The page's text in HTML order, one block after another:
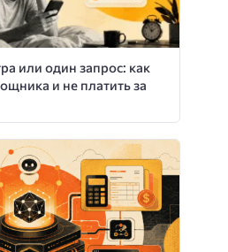
или один запрос: как
и не платить за